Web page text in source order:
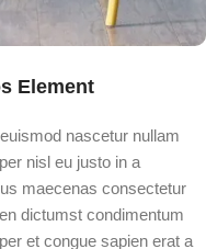
Element
nascetur nullam
nisl eu justo in a
maecenas consectetur
dictumst condimentum
et congue sapien erat a